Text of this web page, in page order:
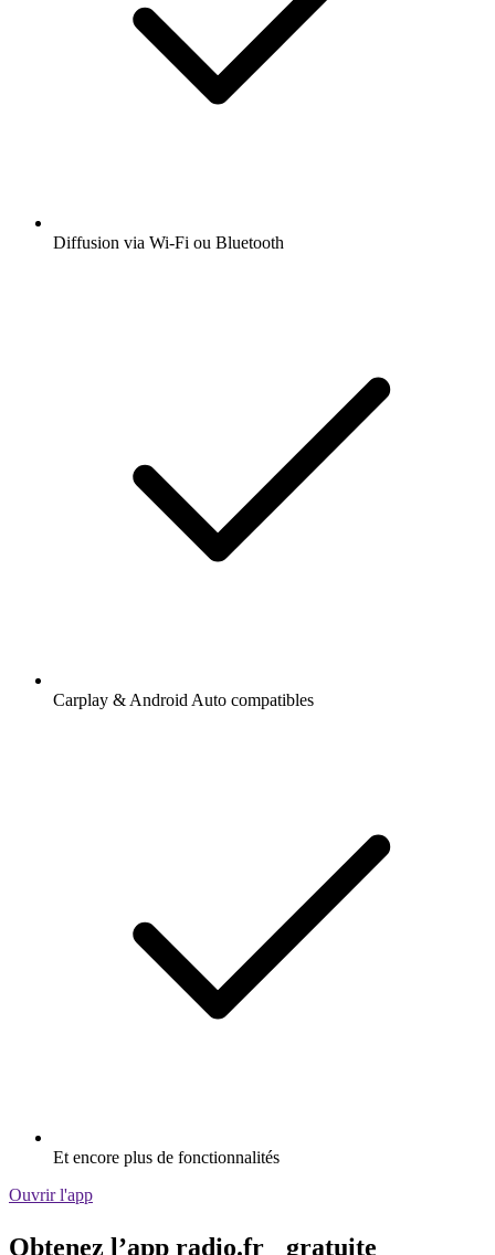
Diffusion via Wi-Fi ou Bluetooth
Carplay & Android Auto compatibles
Et encore plus de fonctionnalités
Ouvrir l'app
Obtenez l’app radio.fr gratuite